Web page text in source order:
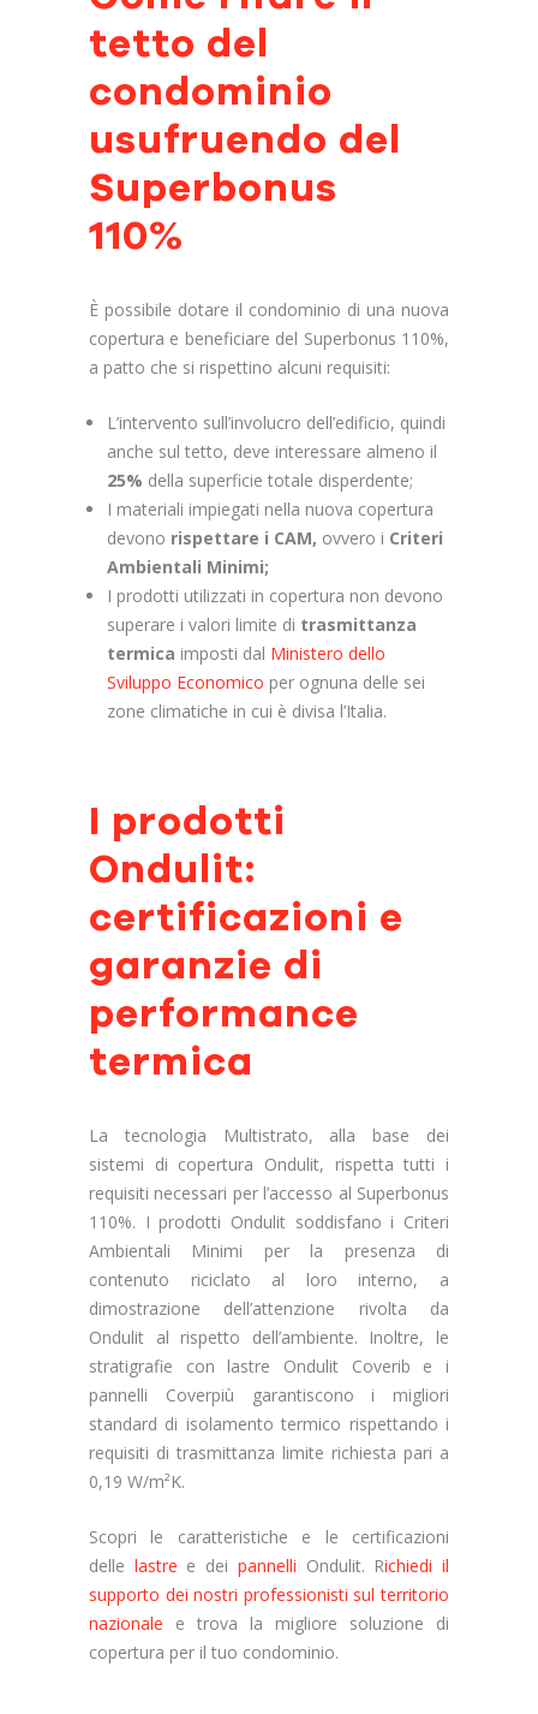
tetto del
condominio
usufruendo del
Superbonus
110%
È possibile dotare il condominio di una nuova
copertura e beneficiare del Superbonus 110%,
a patto che si rispettino alcuni requisiti:
L’intervento sull’involucro dell’edificio, quindi
anche sul tetto, deve interessare almeno il
25% della superficie totale disperdente;
I materiali impiegati nella nuova copertura
devono rispettare i CAM, ovvero i Criteri
Ambientali Minimi;
I prodotti utilizzati in copertura non devono
superare i valori limite di trasmittanza
termica imposti dal Ministero dello
Sviluppo Economico per ognuna delle sei
zone climatiche in cui è divisa l’Italia.
I prodotti
Ondulit:
certificazioni e
garanzie di
performance
termica
La tecnologia Multistrato, alla base dei
sistemi di copertura Ondulit, rispetta tutti i
requisiti necessari per l’accesso al Superbonus
110%. I prodotti Ondulit soddisfano i Criteri
Ambientali Minimi per la presenza di
contenuto riciclato al loro interno, a
dimostrazione dell’attenzione rivolta da
Ondulit al rispetto dell’ambiente. Inoltre, le
stratigrafie con lastre Ondulit Coverib e i
pannelli Coverpiù garantiscono i migliori
standard di isolamento termico rispettando i
requisiti di trasmittanza limite richiesta pari a
0,19 W/m²K.
Scopri le caratteristiche e le certificazioni
delle lastre e dei pannelli Ondulit. Richiedi il
supporto dei nostri professionisti sul territorio
nazionale e trova la migliore soluzione di
copertura per il tuo condominio.